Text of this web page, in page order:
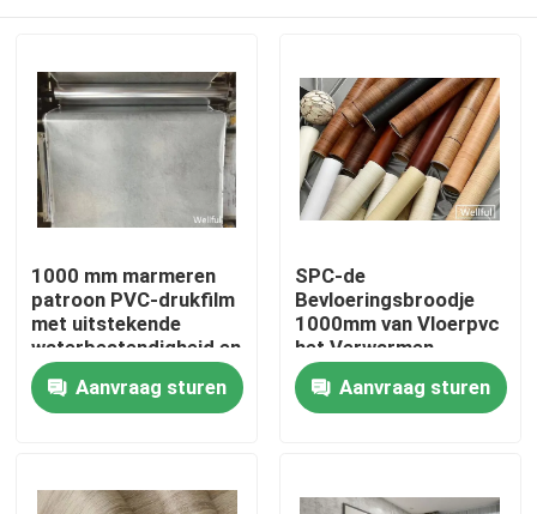
Home
Products
About Us
1000 mm marmeren
patroon PVC-drukfilm
met uitstekende
waterbestendigheid en
krimpbaarheid
Aanvraag sturen
SPC-de
Bevloeringsbroodje
1000mm van Vloerpvc
het Verwarmen
Weerstand
Aanvraag sturen